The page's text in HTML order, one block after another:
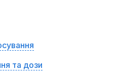
та дози